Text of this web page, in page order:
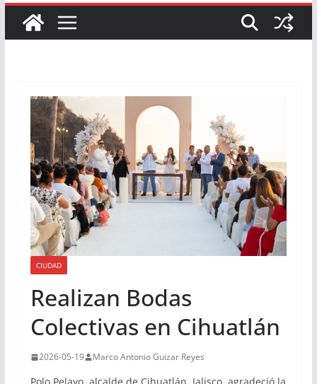
CIUDAD
Realizan Bodas
Colectivas en Cihuatlán
2026-05-19 Marco Antonio Guizar Reyes